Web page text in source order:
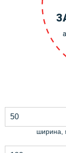
ширина,